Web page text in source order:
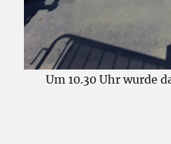
Um 10.30 Uhr wurde